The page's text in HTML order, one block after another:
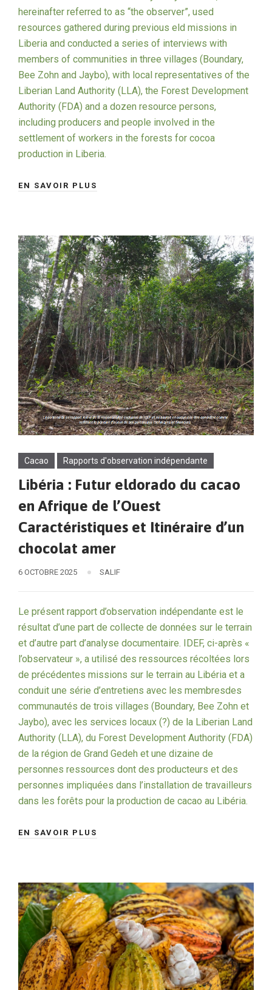
hereinafter referred to as “the observer”, used
resources gathered during previous eld missions in
Liberia and conducted a series of interviews with
members of communities in three villages (Boundary,
Bee Zohn and Jaybo), with local representatives of the
Liberian Land Authority (LLA), the Forest Development
Authority (FDA) and a dozen resource persons,
including producers and people involved in the
settlement of workers in the forests for cocoa
production in Liberia.
EN SAVOIR PLUS
Cacao Rapports d'observation indépendante
Libéria : Futur eldorado du cacao
en Afrique de l’Ouest
Caractéristiques et Itinéraire d’un
chocolat amer
6 OCTOBRE 2025 SALIF
Le présent rapport d’observation indépendante est le
résultat d’une part de collecte de données sur le terrain
et d’autre part d’analyse documentaire. IDEF, ci-après «
l’observateur », a utilisé des ressources récoltées lors
de précédentes missions sur le terrain au Libéria et a
conduit une série d’entretiens avec les membresdes
communautés de trois villages (Boundary, Bee Zohn et
Jaybo), avec les services locaux (?) de la Liberian Land
Authority (LLA), du Forest Development Authority (FDA)
de la région de Grand Gedeh et une dizaine de
personnes ressources dont des producteurs et des
personnes impliquées dans l’installation de travailleurs
dans les forêts pour la production de cacao au Libéria.
EN SAVOIR PLUS